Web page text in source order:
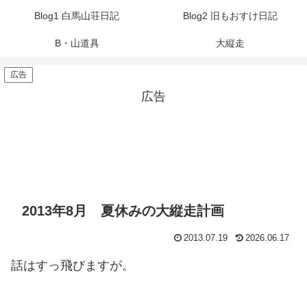
Blog1 白馬山荘日記 Blog2 旧もおすけ日記
B・山道具 大縦走
広告
広告
2013年8月 夏休みの大縦走計画
2013.07.19 2026.06.17
話はすっ飛びますが。